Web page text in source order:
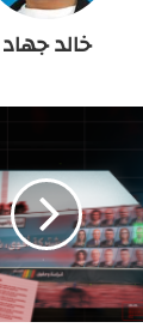
غزة
تشغيل معبر
والقيود
من
محدود.
إدارية
خالد جهاد